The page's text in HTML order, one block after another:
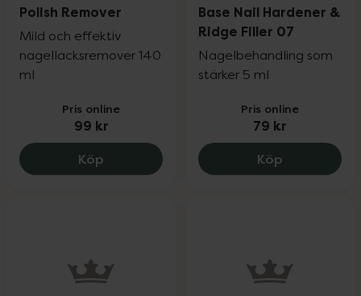
Polish Remover
Mild och effektiv
nagellacksremover 140
ml
Pris online
99 kr
Köp IDUN Minerals Nail Polish Remover, 99
Base Nail Hardener &
Ridge Filler 07
Nagelbehandling som
stärker 5 ml
Pris online
79 kr
Köp IsaDora